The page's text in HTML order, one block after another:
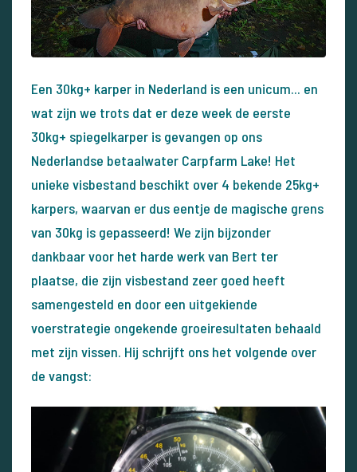
Een 30kg+ karper in Nederland is een unicum... en
wat zijn we trots dat er deze week de eerste
30kg+ spiegelkarper is gevangen op ons
Nederlandse betaalwater Carpfarm Lake! Het
unieke visbestand beschikt over 4 bekende 25kg+
karpers, waarvan er dus eentje de magische grens
van 30kg is gepasseerd! We zijn bijzonder
dankbaar voor het harde werk van Bert ter
plaatse, die zijn visbestand zeer goed heeft
samengesteld en door een uitgekiende
voerstrategie ongekende groeiresultaten behaald
met zijn vissen. Hij schrijft ons het volgende over
de vangst: